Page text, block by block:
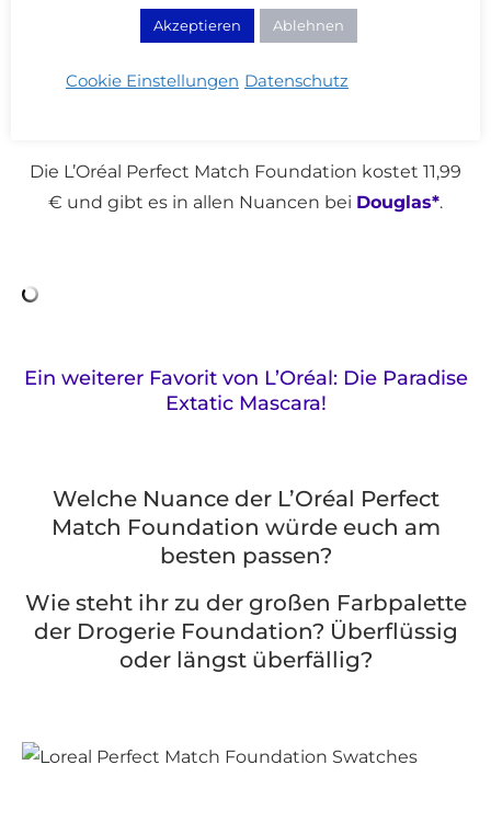
Die L’Oréal Perfect Match Foundation kostet 11,99
€ und gibt es in allen Nuancen bei Douglas*.
Ein weiterer Favorit von L’Oréal: Die Paradise
Extatic Mascara!
Welche Nuance der L’Oréal Perfect
Match Foundation würde euch am
besten passen?
Wie steht ihr zu der großen Farbpalette
der Drogerie Foundation? Überflüssig
oder längst überfällig?
Akzeptieren Ablehnen
Cookie Einstellungen Datenschutz